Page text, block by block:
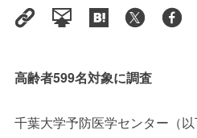
高齢者599名対象に調査
千葉大学予防医学センター（